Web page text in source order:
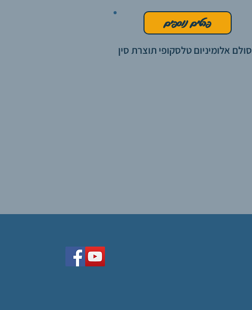
סולם אלומיניום טלסקופי תוצרת סין
פרטים נוספים